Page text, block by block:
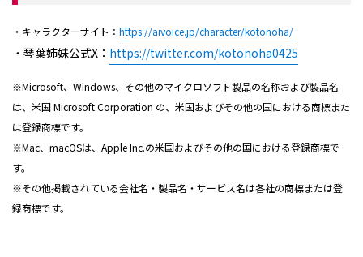
・キャラクターサイト： https://aivoice.jp/character/kotonoha/
・琴葉姉妹公式X： https://twitter.com/kotonoha0425
※Microsoft、Windows、その他のマイクロソフト製品の名称および製品名
は、米国 Microsoft Corporation の、米国およびその他の国における商標また
は登録商標です。
※Mac、macOSは、Apple Inc.の米国およびその他の国における登録商標で
す。
※その他掲載されている会社名・製品名・サービス名は各社の商標または登
録商標です。